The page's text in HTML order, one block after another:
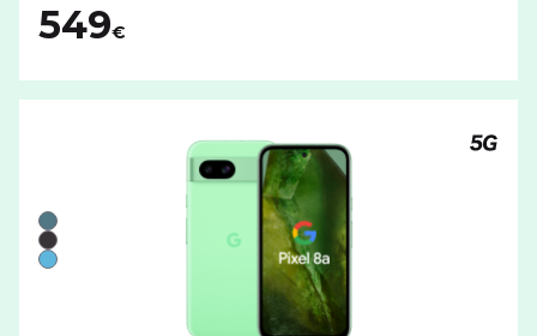
549€
Liste de couleurs disponibles pour le GOOGLE Pixel 8a
Vert
Noir
Bleu